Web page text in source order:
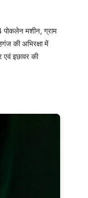
पोकलेन मशीन, ग्राम
की अभिरक्षा में
इछावर की